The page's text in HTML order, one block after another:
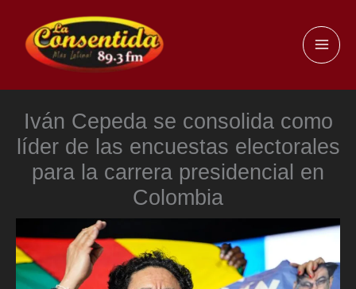
contenido
Iván Cepeda se consolida como
líder de las encuestas electorales
para la carrera presidencial en
Colombia